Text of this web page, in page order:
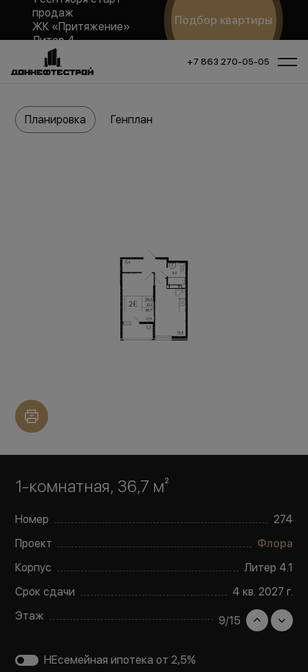
продаж
ЖК «Притяжение»
Литер 4
Подбор квартиры
+7 863 270-05-05
1-комнатная, 36,7 м²
Номер
274
Проект
Флора
Корпус
Литер 4.1
Срок сдачи
4 кв. 2027 г.
Этаж
9/15
НЕсемейная ипотека от 2,5%
Планировка Генплан